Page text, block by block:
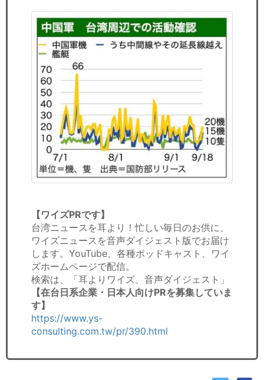
【ワイズPRです】
台湾ニュースを耳より！忙しい毎日のお供に、
ワイズニュースを音声ダイジェスト版でお届け
します。YouTube、各種ポッドキャスト、ワイ
ズホームページで配信。
検索は、「耳よりワイズ、音声ダイジェスト」
【在台日系企業・日本人向けPRを募集していま
す】
https://www.ys-
consulting.com.tw/pr/390.html